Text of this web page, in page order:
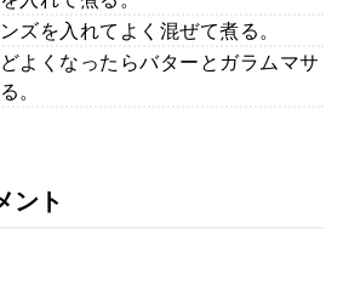
ズを入れてよく混ぜて煮る。
よくなったらバターとガラムマサ
。
ント